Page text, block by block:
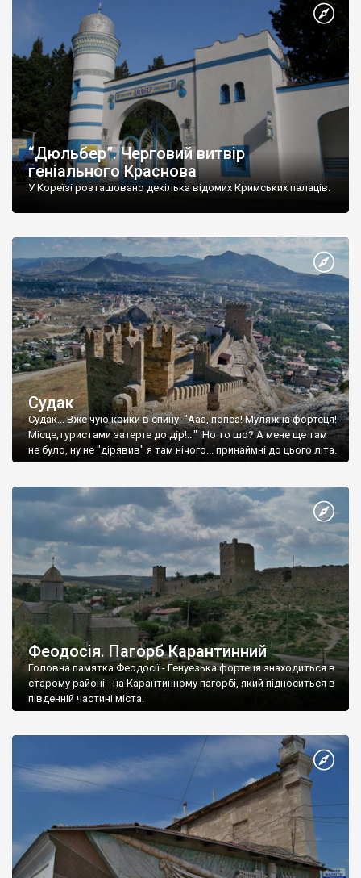
“Дюльбер”. Черговий витвір
геніального Краснова
У Кореїзі розташовано декілька відомих Кримських палаців.
Судак
Судак... Вже чую крики в спину: "Ааа, попса! Муляжна фортеця!
Місце,туристами затерте до дір!..." Но то шо? А мене ще там
не було, ну не "дірявив" я там нічого... принаймні до цього літа.
Феодосія. Пагорб Карантинний
Головна памятка Феодосії - Генуезька фортеця знаходиться в
старому районі - на Карантинному пагорбі, який підноситься в
південній частині міста.